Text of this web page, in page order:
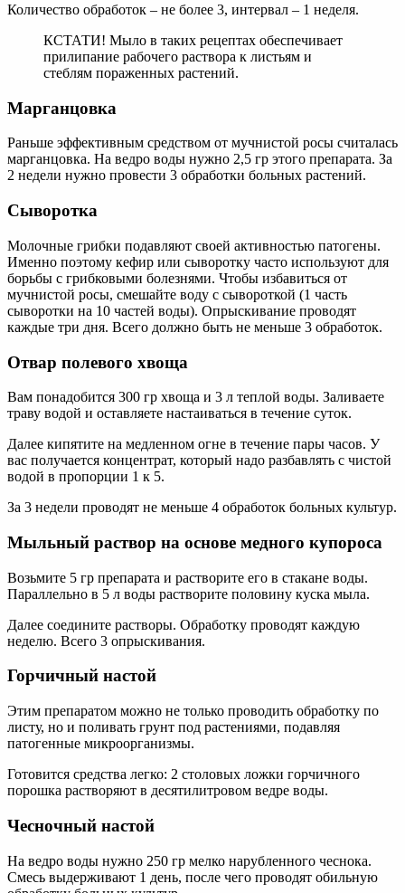
Количество обработок – не более 3, интервал – 1 неделя.
КСТАТИ! Мыло в таких рецептах обеспечивает
прилипание рабочего раствора к листьям и
стеблям пораженных растений.
Марганцовка
Раньше эффективным средством от мучнистой росы считалась
марганцовка. На ведро воды нужно 2,5 гр этого препарата. За
2 недели нужно провести 3 обработки больных растений.
Сыворотка
Молочные грибки подавляют своей активностью патогены.
Именно поэтому кефир или сыворотку часто используют для
борьбы с грибковыми болезнями. Чтобы избавиться от
мучнистой росы, смешайте воду с сывороткой (1 часть
сыворотки на 10 частей воды). Опрыскивание проводят
каждые три дня. Всего должно быть не меньше 3 обработок.
Отвар полевого хвоща
Вам понадобится 300 гр хвоща и 3 л теплой воды. Заливаете
траву водой и оставляете настаиваться в течение суток.
Далее кипятите на медленном огне в течение пары часов. У
вас получается концентрат, который надо разбавлять с чистой
водой в пропорции 1 к 5.
За 3 недели проводят не меньше 4 обработок больных культур.
Мыльный раствор на основе медного купороса
Возьмите 5 гр препарата и растворите его в стакане воды.
Параллельно в 5 л воды растворите половину куска мыла.
Далее соедините растворы. Обработку проводят каждую
неделю. Всего 3 опрыскивания.
Горчичный настой
Этим препаратом можно не только проводить обработку по
листу, но и поливать грунт под растениями, подавляя
патогенные микроорганизмы.
Готовится средства легко: 2 столовых ложки горчичного
порошка растворяют в десятилитровом ведре воды.
Чесночный настой
На ведро воды нужно 250 гр мелко нарубленного чеснока.
Смесь выдерживают 1 день, после чего проводят обильную